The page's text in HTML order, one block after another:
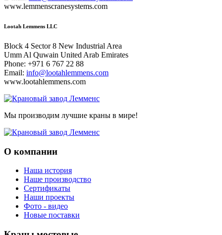
www.lemmenscranesystems.com
Lootah Lemmens LLC
Block 4 Sector 8 New Industrial Area
Umm Al Quwain United Arab Emirates
Phone: +971 6 767 22 88
Email: info@lootahlemmens.com
www.lootahlemmens.com
Мы производим лучшие краны в мире!
О компании
Наша история
Наше производство
Сертификаты
Наши проекты
Фото - видео
Новые поставки